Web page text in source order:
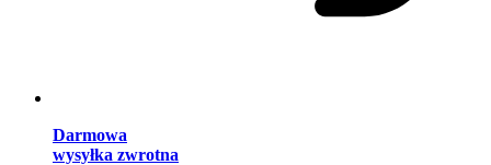
Darmowa
wysyłka zwrotna